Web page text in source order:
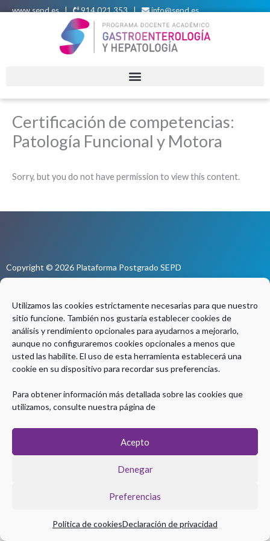
Utilizamos las cookies estrictamente necesarias para que nuestro
sitio funcione. También nos gustaría establecer cookies de
análisis y rendimiento opcionales para ayudarnos a mejorarlo,
aunque no configuraremos cookies opcionales a menos que
usted las habilite. El uso de esta herramienta establecerá una
cookie en su dispositivo para recordar sus preferencias.
Para obtener información más detallada sobre las cookies que
utilizamos, consulte nuestra página de
Acepto
Denegar
Preferencias
Política de cookiesDeclaración de privacidad
www.sepd.es| 914 021 353 | info@sepd.es
Certificación de competencias:
Patología Funcional y Motora
Sorry, but you do not have permission to view this content.
Copyright © 2026 Plataforma Postgrado SEPD
Coordinación Técnica